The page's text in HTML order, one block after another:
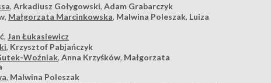
,Arkadiusz Gołygowski,Adam Grabarczyk
, Małgorzata Marcinkowska, Malwina Poleszak, Luiza
,Jan Łukasiewicz
, Krzysztof Pabjańczyk
Woźniak,Anna Krzyśków, Małgorzata
, Malwina Poleszak